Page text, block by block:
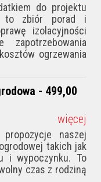
do projektu
to zbiór porad i
izolacyjności
zapotrzebowania
ogrzewania
- 499,00
więcej
naszej
takich jak
i wypoczynku. To
czas z rodziną